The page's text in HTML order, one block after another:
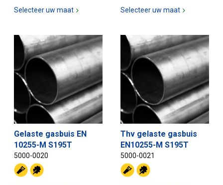
Selecteer uw maat Selecteer uw maat
Gelaste gasbuis EN
10255-M S195T
5000-0020
Thv gelaste gasbuis
EN10255-M S195T
5000-0021